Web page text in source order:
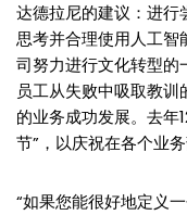
达德拉尼的建议：进行
思考并合理使用人工智
司努力进行文化转型的
员工从失败中吸取教
的业务成功发展。去年
节”，以庆祝在各个业
“如果您能很好地定义